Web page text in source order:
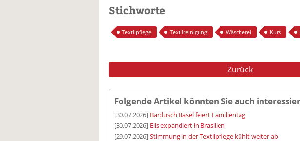
Stichworte
Textilpflege Textilreinigung Wäscherei Kurs
Zurück
Folgende Artikel könnten Sie auch
[30.07.2026] Bardusch Basel feiert Familientag
[30.07.2026] Elis expandiert in Brasilien
[29.07.2026]Stimmung in der Textilpflege kühlt weiter ab